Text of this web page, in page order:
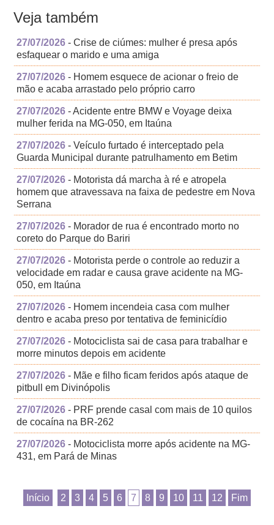
Veja também
27/07/2026 - Crise de ciúmes: mulher é presa após
esfaquear o marido e uma amiga
27/07/2026 - Homem esquece de acionar o freio de
mão e acaba arrastado pelo próprio carro
27/07/2026 - Acidente entre BMW e Voyage deixa
mulher ferida na MG-050, em Itaúna
27/07/2026 - Veículo furtado é interceptado pela
Guarda Municipal durante patrulhamento em Betim
27/07/2026 - Motorista dá marcha à ré e atropela
homem que atravessava na faixa de pedestre em Nova
Serrana
27/07/2026 - Morador de rua é encontrado morto no
coreto do Parque do Bariri
27/07/2026 - Motorista perde o controle ao reduzir a
velocidade em radar e causa grave acidente na MG-
050, em Itaúna
27/07/2026 - Homem incendeia casa com mulher
dentro e acaba preso por tentativa de feminicídio
27/07/2026 - Motociclista sai de casa para trabalhar e
morre minutos depois em acidente
27/07/2026 - Mãe e filho ficam feridos após ataque de
pitbull em Divinópolis
27/07/2026 - PRF prende casal com mais de 10 quilos
de cocaína na BR-262
27/07/2026 - Motociclista morre após acidente na MG-
431, em Pará de Minas
Início 2 3 4 5 6 7 8 9 10 11 12 Fim